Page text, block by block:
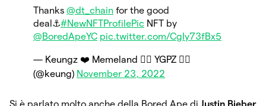
Thanks @dt_chain for the good
deal⚓️#NewNFTProfilePic NFT by
@BoredApeYC pic.twitter.com/CgIy73fBx5
— Keungz ❤️ Memeland 🏴‍☠️ YGPZ 🧘‍♀️
(@keung) November 23, 2022
Si è parlato molto anche della Bored Ape di Justin Bieber